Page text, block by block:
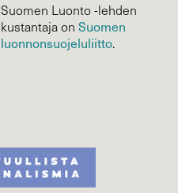
Suomen Luonto -lehden
kustantaja on Suomen
luonnonsuojelu­liitto.